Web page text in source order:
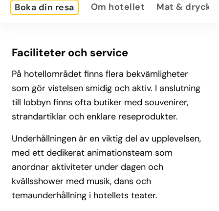
Boka din resa Om hotellet Mat & dryck
Faciliteter och service
På hotellområdet finns flera bekvämligheter
som gör vistelsen smidig och aktiv. I anslutning
till lobbyn finns ofta butiker med souvenirer,
strandartiklar och enklare reseprodukter.
Underhållningen är en viktig del av upplevelsen,
med ett dedikerat animationsteam som
anordnar aktiviteter under dagen och
kvällsshower med musik, dans och
temaunderhållning i hotellets teater.